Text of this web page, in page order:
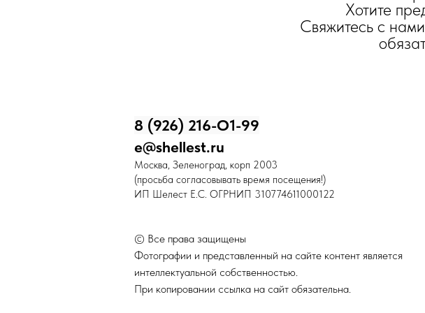
Хотите
Свяжитесь с
8 (926) 216-О1-99
e@shellest.ru
Москва, Зеленоград, корп 2003
(просьба согласовывать время посещения!)
ИП Шелест Е.С. ОГРНИП 310774611000122
© Все права защищены
Фотографии и представленный на сайте контент является
интеллектуальной собственностью.
При копировании ссылка на сайт обязательна.